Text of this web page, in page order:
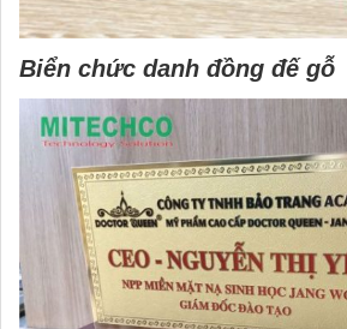
Biển chức danh đồng đế gỗ